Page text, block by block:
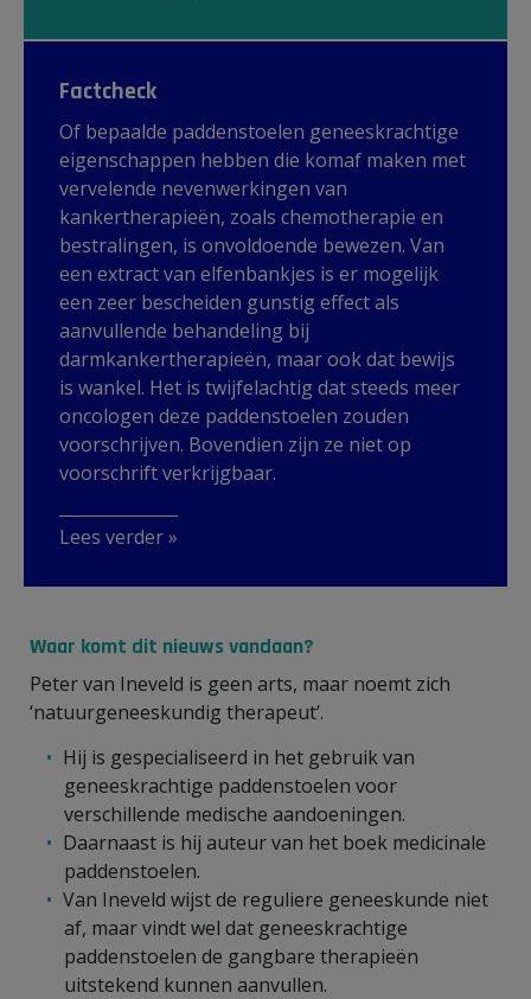
Factcheck
Of bepaalde paddenstoelen geneeskrachtige
eigenschappen hebben die komaf maken met
vervelende nevenwerkingen van
kankertherapieën, zoals chemotherapie en
bestralingen, is onvoldoende bewezen. Van
een extract van elfenbankjes is er mogelijk
een zeer bescheiden gunstig effect als
aanvullende behandeling bij
darmkankertherapieën, maar ook dat bewijs
is wankel. Het is twijfelachtig dat steeds meer
oncologen deze paddenstoelen zouden
voorschrijven. Bovendien zijn ze niet op
voorschrift verkrijgbaar.
Lees verder »
Waar komt dit nieuws vandaan?
Peter van Ineveld is geen arts, maar noemt zich
‘natuurgeneeskundig therapeut’.
Hij is gespecialiseerd in het gebruik van
geneeskrachtige paddenstoelen voor
verschillende medische aandoeningen.
Daarnaast is hij auteur van het boek medicinale
paddenstoelen.
Van Ineveld wijst de reguliere geneeskunde niet
af, maar vindt wel dat geneeskrachtige
paddenstoelen de gangbare therapieën
uitstekend kunnen aanvullen.